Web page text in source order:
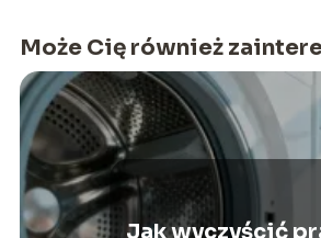
Może Cię również
Jak wyczyścić